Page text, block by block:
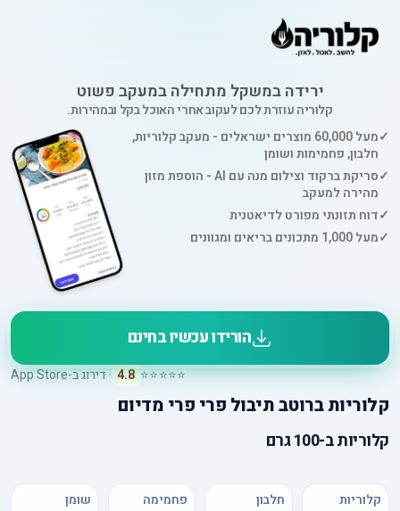
ירידה במשקל מתחילה במעקב פשוט
קלוריה עוזרת לכם לעקוב אחרי האוכל בקל ובמהירות.
✓
מעל 60,000 מוצרים ישראלים - מעקב קלוריות,
חלבון, פחמימות ושומן
✓
סריקת ברקוד וצילום מנה עם AI - הוספת מזון
מהירה למעקב
✓דוח תזונתי מפורט לדיאטנית
✓מעל 1,000 מתכונים בריאים ומגוונים
הורידו עכשיו בחינם
⭐⭐⭐⭐⭐
4.8 · דירוג ב-App Store
קלוריותברוטב תיבול פרי פרי מדיום
קלוריותב-100 גרם
קלוריות חלבון פחמימה שומן